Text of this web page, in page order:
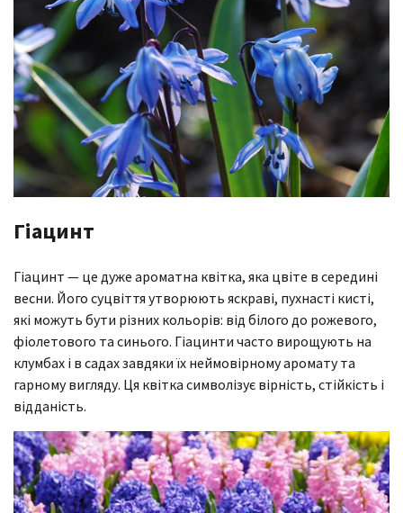
Гіацинт
Гіацинт — це дуже ароматна квітка, яка цвіте в середині
весни. Його суцвіття утворюють яскраві, пухнасті кисті,
які можуть бути різних кольорів: від білого до рожевого,
фіолетового та синього. Гіацинти часто вирощують на
клумбах і в садах завдяки їх неймовірному аромату та
гарному вигляду. Ця квітка символізує вірність, стійкість і
відданість.